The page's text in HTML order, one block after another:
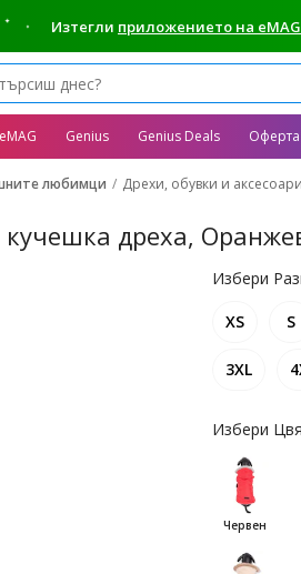
Изтегли приложението на eMAG
Genius Genius Deals
любимци Дрехи, обувки и аксесоари
дреха,
Избери
XS S
3XL
Избери
Червен